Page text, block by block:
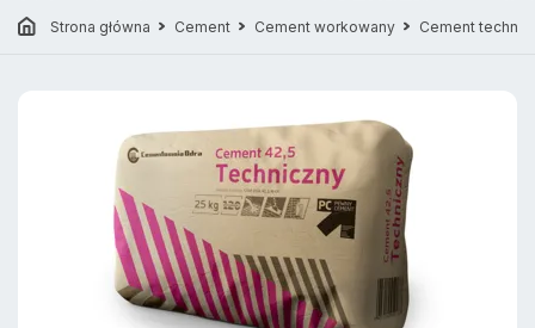
Strona główna Cement Cement workowany Cement